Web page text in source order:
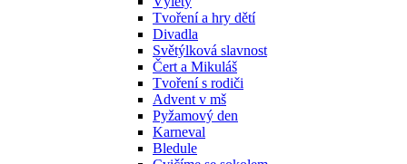
Tvoření a hry dětí
Divadla
Světýlková slavnost
Čert a Mikuláš
Tvoření s rodiči
Advent v mš
Pyžamový den
Karneval
Bledule